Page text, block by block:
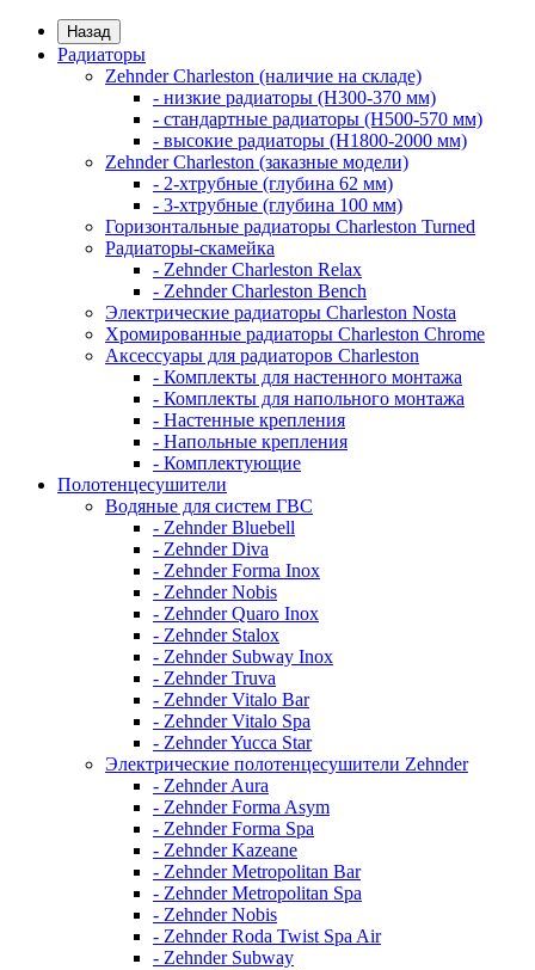
Назад
Радиаторы
Zehnder Charleston (наличие на складе)
- низкие радиаторы (H300-370 мм)
- стандартные радиаторы (H500-570 мм)
- высокие радиаторы (H1800-2000 мм)
Zehnder Charleston (заказные модели)
- 2-хтрубные (глубина 62 мм)
- 3-хтрубные (глубина 100 мм)
Горизонтальные радиаторы Charleston Turned
Радиаторы-скамейка
- Zehnder Charleston Relax
- Zehnder Charleston Bench
Электрические радиаторы Charleston Nosta
Хромированные радиаторы Charleston Chrome
Аксессуары для радиаторов Charleston
- Комплекты для настенного монтажа
- Комплекты для напольного монтажа
- Настенные крепления
- Напольные крепления
- Комплектующие
Полотенцесушители
Водяные для систем ГВС
- Zehnder Bluebell
- Zehnder Diva
- Zehnder Forma Inox
- Zehnder Nobis
- Zehnder Quaro Inox
- Zehnder Stalox
- Zehnder Subway Inox
- Zehnder Truva
- Zehnder Vitalo Bar
- Zehnder Vitalo Spa
- Zehnder Yucca Star
Электрические полотенцесушители Zehnder
- Zehnder Aura
- Zehnder Forma Asym
- Zehnder Forma Spa
- Zehnder Kazeane
- Zehnder Metropolitan Bar
- Zehnder Metropolitan Spa
- Zehnder Nobis
- Zehnder Roda Twist Spa Air
- Zehnder Subway